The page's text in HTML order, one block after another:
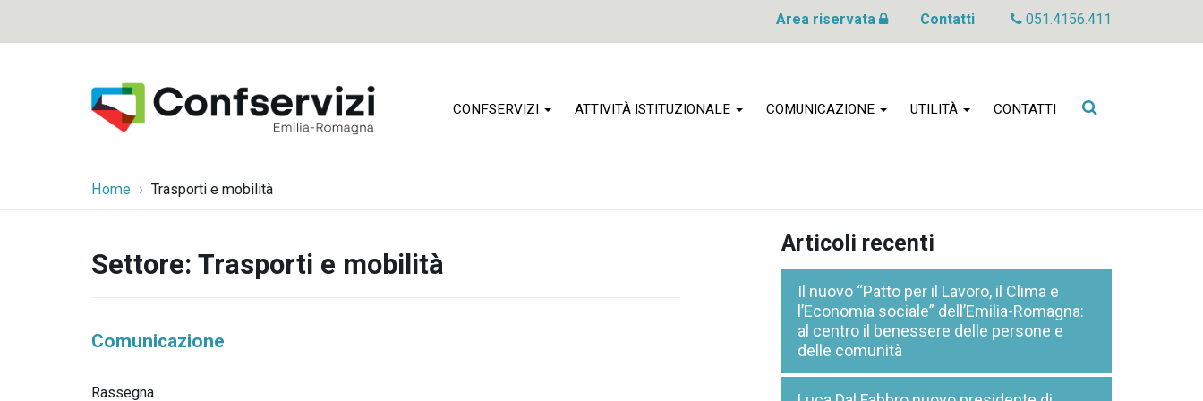
Area riservata Contatti 051.4156.411
CONFSERVIZI ATTIVITÀ ISTITUZIONALE COMUNICAZIONE UTILITÀ CONTATTI
Cerca
Home Trasporti e mobilità
Settore: Trasporti e mobilità
Comunicazione
Rassegna
Articoli recenti
Il nuovo “Patto per il Lavoro, il Clima e
l’Economia sociale” dell’Emilia-Romagna:
al centro il benessere delle persone e
delle comunità